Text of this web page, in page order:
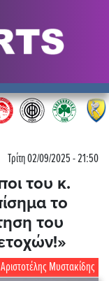
Τρίτη 02/09/2025 - 21:50
του κ.
το
του
Αριστοτέλης Μυστακίδης